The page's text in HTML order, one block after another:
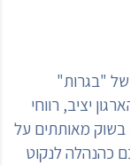
"בגרות"
יציב, רווחי
בשוק מאותתים על
כהנהלה לנקוט